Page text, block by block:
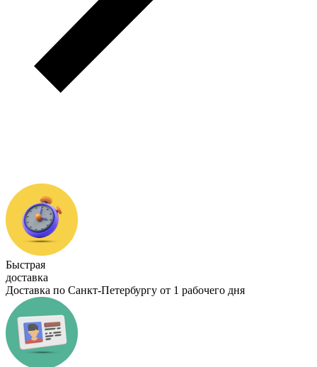
Быстрая
доставка
Доставка по Санкт-Петербургу от 1 рабочего дня